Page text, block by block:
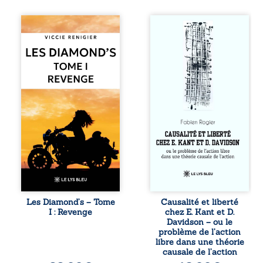
Revenge est à la
tête des
Diamond’s, un clan
de motards aussi
réputé et respecté
que redouté dans
tout le pays. Rien
ne la prédestinait
à cette vie, mais
les épreuves ont
forgé une femme
dure, inaccessible
et résolue à ne
jamais dévoiler
ses faiblesses,
jusqu’à ce que le
croise sa route.
Chef d’une famille
de Nomads, Juan
Les Diamond’s – Tome
I : Revenge
Sommes-nous
vraiment libres si
chacun de nos
actes s’inscrit
dans une chaîne
de causes ? À
travers une
confrontation
entre les pensées
d’Emmanuel Kant
et de Donald
Davidson, cet
essai explore les
liens entre libre
déterminisme
responsabilité. De
la volonté
kantienne au
monisme anomal
de Davidson, il
interroge la
manière dont les
Causalité et liberté
chez E. Kant et D.
Davidson – ou le
problème de l’action
libre dans une théorie
causale de l’action